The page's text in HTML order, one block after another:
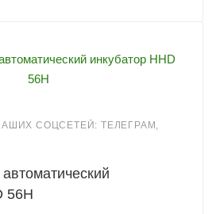
СОЦСЕТЕЙ: ТЕЛЕГРАМ,
56H